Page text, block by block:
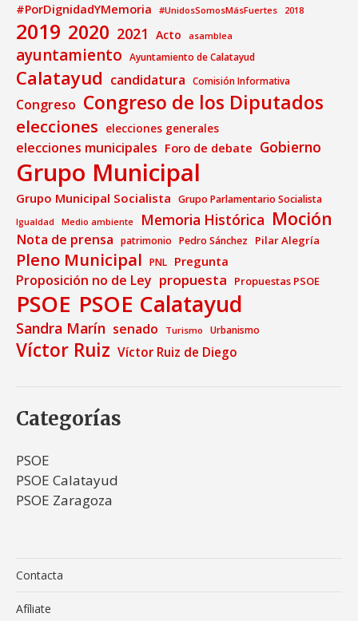
#PorDignidadYMemoria #UnidosSomosMásFuertes 2018
2019 2020 2021 Acto asamblea
ayuntamiento Ayuntamiento de Calatayud
Calatayud candidatura Comisión Informativa
Congreso Congreso de los Diputados
elecciones elecciones generales
elecciones municipales Foro de debate Gobierno
Grupo Municipal
Grupo Municipal Socialista Grupo Parlamentario Socialista
Igualdad Medio ambiente Memoria Histórica Moción
Nota de prensa patrimonio Pedro Sánchez Pilar Alegría
Pleno Municipal PNL Pregunta
Proposición no de Ley propuesta Propuestas PSOE
PSOE PSOE Calatayud
Sandra Marín senado Turismo Urbanismo
Víctor Ruiz Víctor Ruiz de Diego
Categorías
PSOE
PSOE Calatayud
PSOE Zaragoza
Contacta
Afíliate